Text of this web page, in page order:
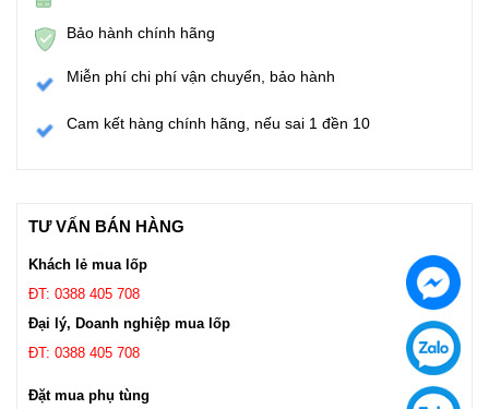
Bảo hành chính hãng
Miễn phí chi phí vận chuyển, bảo hành
Cam kết hàng chính hãng, nếu sai 1 đền 10
TƯ VẤN BÁN HÀNG
Khách lẻ mua lốp
ĐT: 0388 405 708
Đại lý, Doanh nghiệp mua lốp
ĐT: 0388 405 708
Đặt mua phụ tùng